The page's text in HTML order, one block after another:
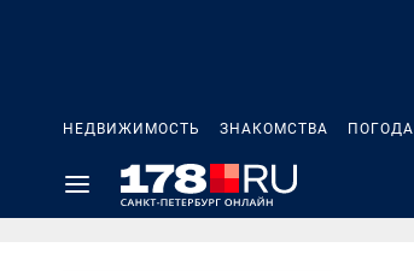
НЕДВИЖИМОСТЬ ЗНАКОМСТВА ПОГОДА